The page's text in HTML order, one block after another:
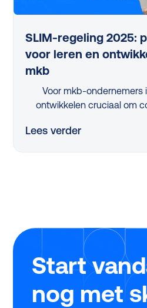
SLIM-regeling 2025:
voor leren en
mkb
Voor mkb-ondernemers
ontwikkelen cruciaal om
flinke uitdaging. Dus, hoe
stress, snel en eenvoudig
regeling.
Lees verder
Start
nog met